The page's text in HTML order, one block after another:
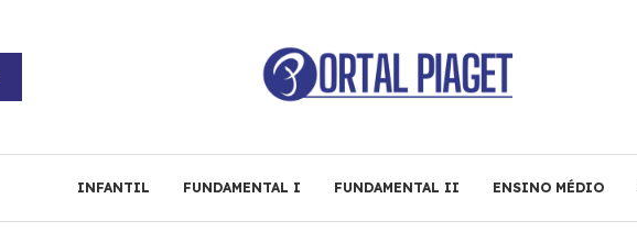
INFANTIL FUNDAMENTAL I FUNDAMENTAL II ENSINO MÉDIO